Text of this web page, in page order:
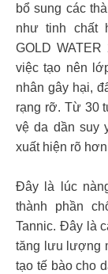
bổ sung các
như tinh chất
GOLD
việc tạo nên
nhân gây hại,
rạng rỡ. Từ 30
vệ da dần suy
xuất hiện rõ
Đây là lúc
thành phần
Tannic. Đây là
tăng lưu lượng
tạo tế bào cho